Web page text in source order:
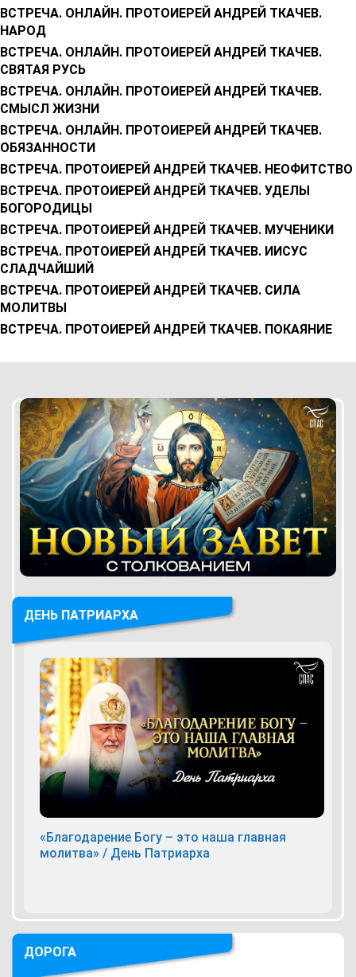
ВСТРЕЧА. ОНЛАЙН. ПРОТОИЕРЕЙ АНДРЕЙ ТКАЧЕВ.
НАРОД
ВСТРЕЧА. ОНЛАЙН. ПРОТОИЕРЕЙ АНДРЕЙ ТКАЧЕВ.
СВЯТАЯ РУСЬ
ВСТРЕЧА. ОНЛАЙН. ПРОТОИЕРЕЙ АНДРЕЙ ТКАЧЕВ.
СМЫСЛ ЖИЗНИ
ВСТРЕЧА. ОНЛАЙН. ПРОТОИЕРЕЙ АНДРЕЙ ТКАЧЕВ.
ОБЯЗАННОСТИ
ВСТРЕЧА. ПРОТОИЕРЕЙ АНДРЕЙ ТКАЧЕВ. НЕОФИТСТВО
ВСТРЕЧА. ПРОТОИЕРЕЙ АНДРЕЙ ТКАЧЕВ. УДЕЛЫ
БОГОРОДИЦЫ
ВСТРЕЧА. ПРОТОИЕРЕЙ АНДРЕЙ ТКАЧЕВ. МУЧЕНИКИ
ВСТРЕЧА. ПРОТОИЕРЕЙ АНДРЕЙ ТКАЧЕВ. ИИСУС
СЛАДЧАЙШИЙ
ВСТРЕЧА. ПРОТОИЕРЕЙ АНДРЕЙ ТКАЧЕВ. СИЛА
МОЛИТВЫ
ВСТРЕЧА. ПРОТОИЕРЕЙ АНДРЕЙ ТКАЧЕВ. ПОКАЯНИЕ
ДЕНЬ ПАТРИАРХА
«Благодарение Богу – это наша главная
молитва» / День Патриарха
ДОРОГА